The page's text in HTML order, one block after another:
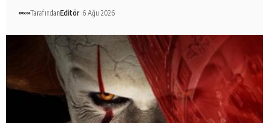
TarafındanEditör 6 Ağu 2026